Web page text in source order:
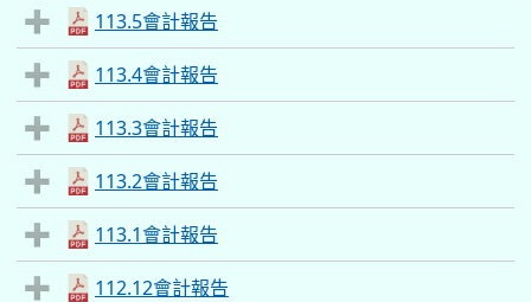
113.5會計報告
113.4會計報告
113.3會計報告
113.2會計報告
113.1會計報告
112.12會計報告